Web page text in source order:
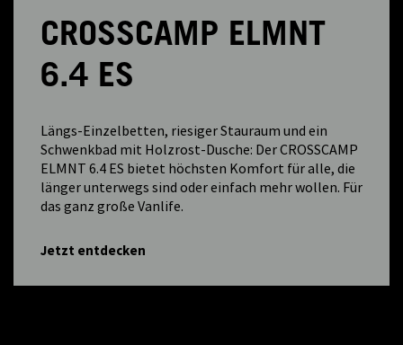
CROSSCAMP ELMNT
6.4 ES
Längs-Einzelbetten, riesiger Stauraum und ein
Schwenkbad mit Holzrost-Dusche: Der CROSSCAMP
ELMNT 6.4 ES bietet höchsten Komfort für alle, die
länger unterwegs sind oder einfach mehr wollen. Für
das ganz große Vanlife.
Jetzt entdecken